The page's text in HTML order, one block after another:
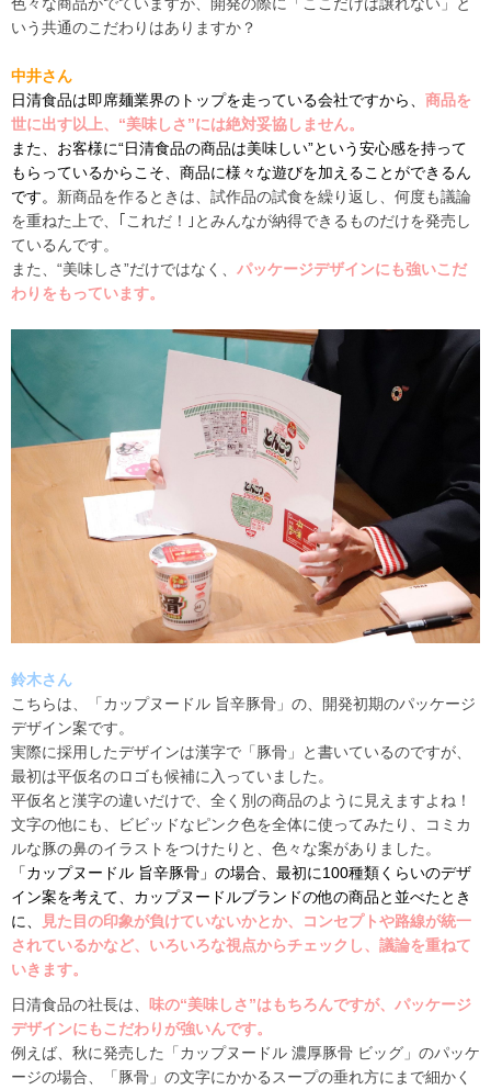
色々な商品がでていますが、開発の際に「ここだけは譲れない」と
いう共通のこだわりはありますか？
中井さん
日清食品は即席麺業界のトップを走っている会社ですから、 商品を
世に出す以上、“美味しさ”には絶対妥協しません。
また、お客様に“日清食品の商品は美味しい”という安心感を持って
もらっているからこそ、商品に様々な遊びを加えることができるん
です。 新商品を作るときは、試作品の試食を繰り返し、何度も議論
を重ねた上で、｢これだ！｣とみんなが納得できるものだけを発売し
ているんです。
また、“美味しさ”だけではなく、 パッケージデザインにも強いこだ
わりをもっています。
鈴木さん
こちらは、「カップヌードル 旨辛豚骨」の、開発初期のパッケージ
デザイン案です。
実際に採用したデザインは漢字で「豚骨」と書いているのですが、
最初は平仮名のロゴも候補に入っていました。
平仮名と漢字の違いだけで、全く別の商品のように見えますよね！
文字の他にも、ビビッドなピンク色を全体に使ってみたり、コミカ
ルな豚の鼻のイラストをつけたりと、色々な案がありました。
「カップヌードル 旨辛豚骨」の場合、最初に100種類くらいのデザ
イン案を考えて、カップヌードルブランドの他の商品と並べたとき
に、
見た目の印象が負けていないかとか、コンセプトや路線が統一
されているかなど、いろいろな視点からチェックし、議論を重ねて
いきます。
日清食品の社長は、
味の“美味しさ”はもちろんですが、パッケージ
デザインにもこだわりが強いんです。
例えば、秋に発売した「カップヌードル 濃厚豚骨 ビッグ」のパッケ
ージの場合、「豚骨」の文字にかかるスープの垂れ方にまで細かく